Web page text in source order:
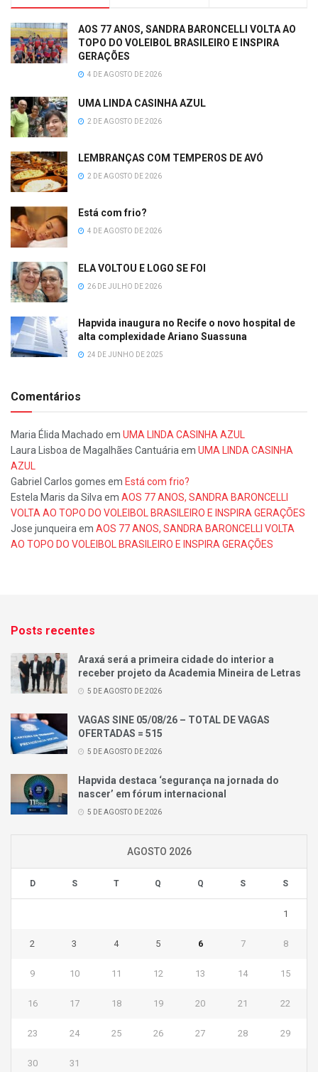
AOS 77 ANOS, SANDRA BARONCELLI VOLTA AO
TOPO DO VOLEIBOL BRASILEIRO E INSPIRA
GERAÇÕES
4 DE AGOSTO DE 2026
UMA LINDA CASINHA AZUL
2 DE AGOSTO DE 2026
LEMBRANÇAS COM TEMPEROS DE AVÓ
2 DE AGOSTO DE 2026
Está com frio?
4 DE AGOSTO DE 2026
ELA VOLTOU E LOGO SE FOI
26 DE JULHO DE 2026
Hapvida inaugura no Recife o novo hospital de
alta complexidade Ariano Suassuna
24 DE JUNHO DE 2025
Comentários
Maria Élida Machado em UMA LINDA CASINHA AZUL
Laura Lisboa de Magalhães Cantuária em UMA LINDA CASINHA
AZUL
Gabriel Carlos gomes em Está com frio?
Estela Maris da Silva em AOS 77 ANOS, SANDRA BARONCELLI
VOLTA AO TOPO DO VOLEIBOL BRASILEIRO E INSPIRA GERAÇÕES
Jose junqueira em AOS 77 ANOS, SANDRA BARONCELLI VOLTA
AO TOPO DO VOLEIBOL BRASILEIRO E INSPIRA GERAÇÕES
Posts recentes
Araxá será a primeira cidade do interior a
receber projeto da Academia Mineira de Letras
5 DE AGOSTO DE 2026
VAGAS SINE 05/08/26 – TOTAL DE VAGAS
OFERTADAS = 515
5 DE AGOSTO DE 2026
Hapvida destaca ‘segurança na jornada do
nascer’ em fórum internacional
5 DE AGOSTO DE 2026
AGOSTO 2026
D S T Q Q S S
1
2 3 4 5 6 7 8
9 10 11 12 13 14 15
16 17 18 19 20 21 22
23 24 25 26 27 28 29
30 31